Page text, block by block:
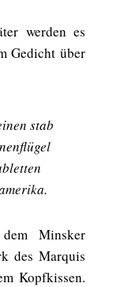
werden es
Gedicht über
stab
Minsker
des Marquis
Kopfkissen.